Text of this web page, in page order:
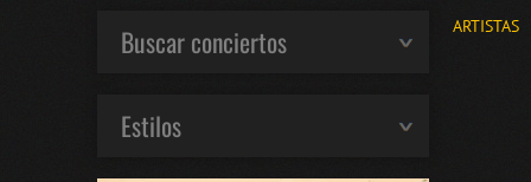
ARTISTAS
Buscar conciertos
Estilos